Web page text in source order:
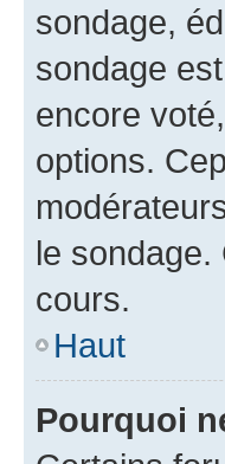
sondage,
sondage
encore
options.
le sondage.
cours.
Haut
Pourquoi